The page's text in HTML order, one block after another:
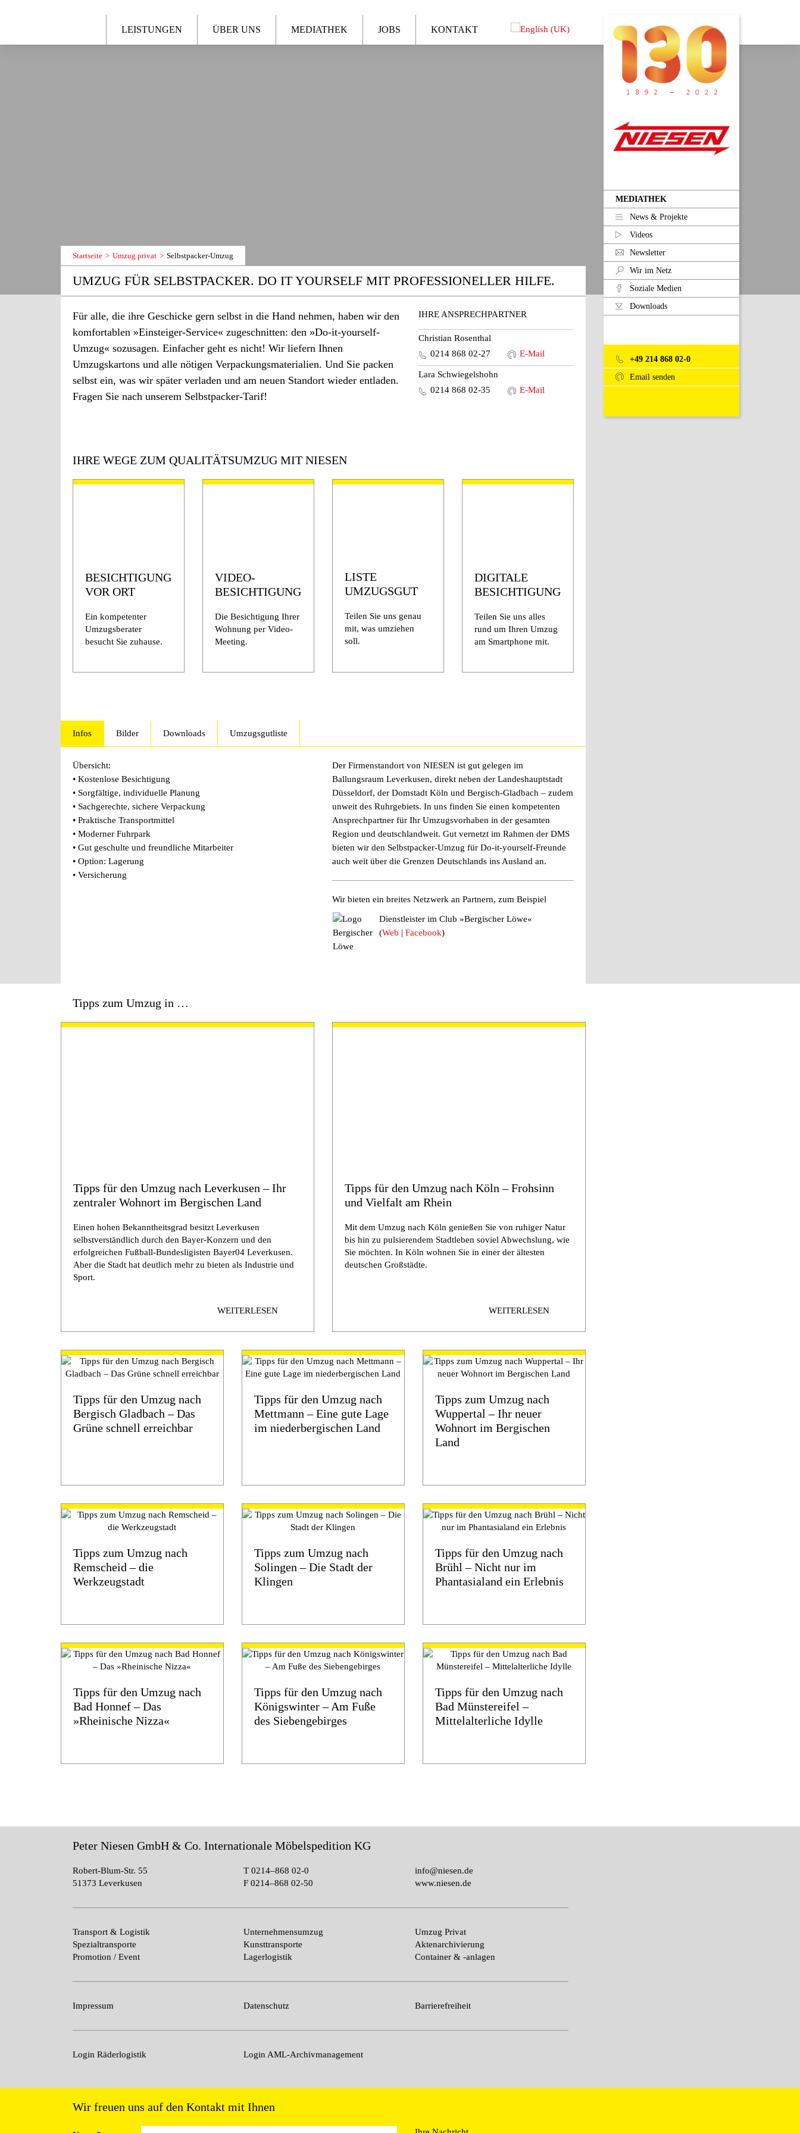
MEDIATHEK
News & Projekte
Videos
Newsletter
Wir im Netz
Soziale Medien
Downloads
+49 214 868 02-0
Email senden
LEISTUNGEN ÜBER UNS MEDIATHEK JOBS KONTAKT
Startseite Umzug privat Selbstpacker-Umzug
UMZUG FÜR SELBSTPACKER. DO IT YOURSELF MIT PROFESSIONELLER HILFE.
Für alle, die ihre Geschicke gern selbst in die Hand nehmen, haben wir den
komfortablen »Einsteiger-Service« zugeschnitten: den »Do-it-yourself-
Umzug« sozusagen. Einfacher geht es nicht! Wir liefern Ihnen
Umzugskartons und alle nötigen Verpackungsmaterialien. Und Sie packen
selbst ein, was wir später verladen und am neuen Standort wieder entladen.
Fragen Sie nach unserem Selbstpacker-Tarif!
IHRE ANSPRECHPARTNER
Christian Rosenthal
0214 868 02-27
E-Mail
Lara Schwiegelshohn
0214 868 02-35
E-Mail
IHRE WEGE ZUM QUALITÄTSUMZUG MIT NIESEN
BESICHTIGUNG
VOR ORT
Ein kompetenter
Umzugsberater
besucht Sie zuhause.
VIDEO-
BESICHTIGUNG
Die Besichtigung Ihrer
Wohnung per Video-
Meeting.
LISTE
UMZUGSGUT
Teilen Sie uns genau
mit, was umziehen
soll.
DIGITALE
BESICHTIGUNG
Teilen Sie uns alles
rund um Ihren Umzug
am Smartphone mit.
Infos Bilder Downloads Umzugsgutliste
Übersicht:
• Kostenlose Besichtigung
• Sorgfältige, individuelle Planung
• Sachgerechte, sichere Verpackung
• Praktische Transportmittel
• Moderner Fuhrpark
• Gut geschulte und freundliche Mitarbeiter
• Option: Lagerung
• Versicherung
Der Firmenstandort von NIESEN ist gut gelegen im
Ballungsraum Leverkusen, direkt neben der Landeshauptstadt
Düsseldorf, der Domstadt Köln und Bergisch-Gladbach – zudem
unweit des Ruhrgebiets. In uns finden Sie einen kompetenten
Ansprechpartner für Ihr Umzugsvorhaben in der gesamten
Region und deutschlandweit. Gut vernetzt im Rahmen der DMS
bieten wir den Selbstpacker-Umzug für Do-it-yourself-Freunde
auch weit über die Grenzen Deutschlands ins Ausland an.
Wir bieten ein breites Netzwerk an Partnern, zum Beispiel
Dienstleister im Club »Bergischer Löwe«
(Web | Facebook)
Tipps zum Umzug in …
Tipps für den Umzug nach Leverkusen – Ihr
zentraler Wohnort im Bergischen Land
Einen hohen Bekanntheitsgrad besitzt Leverkusen
selbstverständlich durch den Bayer-Konzern und den
erfolgreichen Fußball-Bundesligisten Bayer04 Leverkusen.
Aber die Stadt hat deutlich mehr zu bieten als Industrie und
Sport.
WEITERLESEN
Tipps für den Umzug nach Köln – Frohsinn
und Vielfalt am Rhein
Mit dem Umzug nach Köln genießen Sie von ruhiger Natur
bis hin zu pulsierendem Stadtleben soviel Abwechslung, wie
Sie möchten. In Köln wohnen Sie in einer der ältesten
deutschen Großstädte.
WEITERLESEN
Tipps für den Umzug nach
Bergisch Gladbach – Das
Grüne schnell erreichbar
Tipps für den Umzug nach
Mettmann – Eine gute Lage
im niederbergischen Land
Tipps zum Umzug nach
Wuppertal – Ihr neuer
Wohnort im Bergischen
Land
Tipps zum Umzug nach
Remscheid – die
Werkzeugstadt
Tipps zum Umzug nach
Solingen – Die Stadt der
Klingen
Tipps für den Umzug nach
Brühl – Nicht nur im
Phantasialand ein Erlebnis
Tipps für den Umzug nach
Bad Honnef – Das
»Rheinische Nizza«
Tipps für den Umzug nach
Königswinter – Am Fuße
des Siebengebirges
Tipps für den Umzug nach
Bad Münstereifel –
Mittelalterliche Idylle
Peter Niesen GmbH & Co. Internationale Möbelspedition KG
Robert-Blum-Str. 55
51373 Leverkusen
T 0214–868 02-0
F 0214–868 02-50
info@niesen.de
www.niesen.de
Transport & Logistik
Spezialtransporte
Promotion / Event
Unternehmensumzug
Kunsttransporte
Lagerlogistik
Umzug Privat
Aktenarchivierung
Container & -anlagen
Impressum Datenschutz Barrierefreiheit
Login Räderlogistik Login AML-Archivmanagement
Wir freuen uns auf den Kontakt mit Ihnen